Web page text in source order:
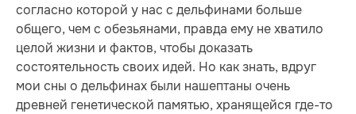
согласно которой у нас с дельфинами больше
общего, чем с обезьянами, правда ему не хватило
целой жизни и фактов, чтобы доказать
состоятельность своих идей. Но как знать, вдруг
мои сны о дельфинах были нашептаны очень
древней генетической памятью, хранящейся где-то